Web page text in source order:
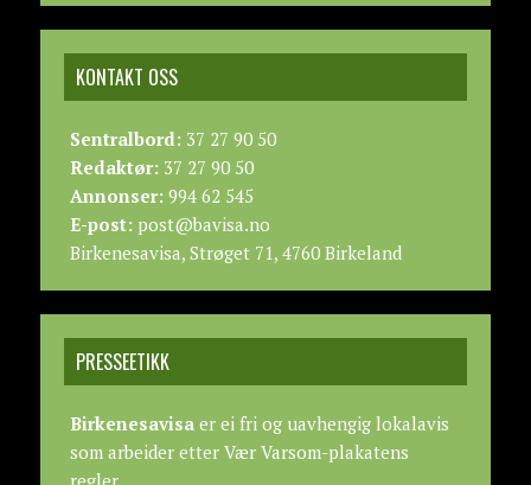
KONTAKT OSS
Sentralbord:37 27 90 50
Redaktør:37 27 90 50
Annonser:994 62 545
E-post:post@bavisa.no
Birkenesavisa, Strøget 71, 4760 Birkeland
PRESSEETIKK
Birkenesavisaer ei fri og uavhengig lokalavis
som arbeider etter Vær Varsom-plakatens
regler.